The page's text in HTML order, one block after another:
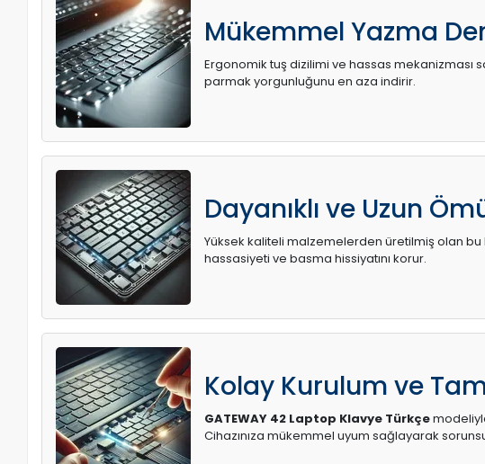
Mükemmel Yazma
Ergonomik tuş dizilimi ve hassas mekanizması
parmak yorgunluğunu en aza indirir.
Dayanıklı ve Uzun
Yüksek kaliteli malzemelerden üretilmiş olan bu
hassasiyeti ve basma hissiyatını korur.
Kolay Kurulum ve
GATEWAY 42 Laptop Klavye Türkçe
Cihazınıza mükemmel uyum sağlayarak